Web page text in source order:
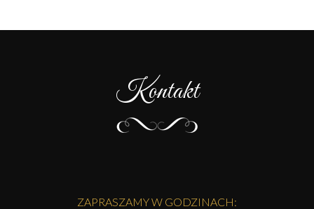
Kontakt
ZAPRASZAMY W GODZINACH: